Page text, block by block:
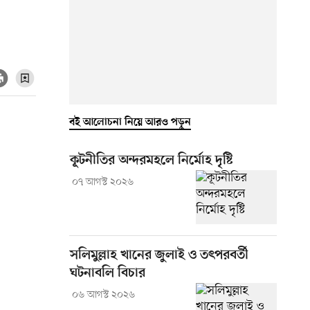
বই আলোচনা নিয়ে আরও পড়ুন
কূটনীতির অন্দরমহলে নির্মোহ দৃষ্টি
০৭ আগস্ট ২০২৬
সলিমুল্লাহ খানের জুলাই ও তৎপরবর্তী
ঘটনাবলি বিচার
০৬ আগস্ট ২০২৬